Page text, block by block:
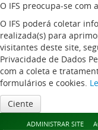
O IFS preocupa-se com
O IFS poderá coletar
realizada(s) para
visitantes deste site,
Privacidade de Dados
com a coleta e
formulários e cookies.
Ciente
ADMINISTRAR SITE